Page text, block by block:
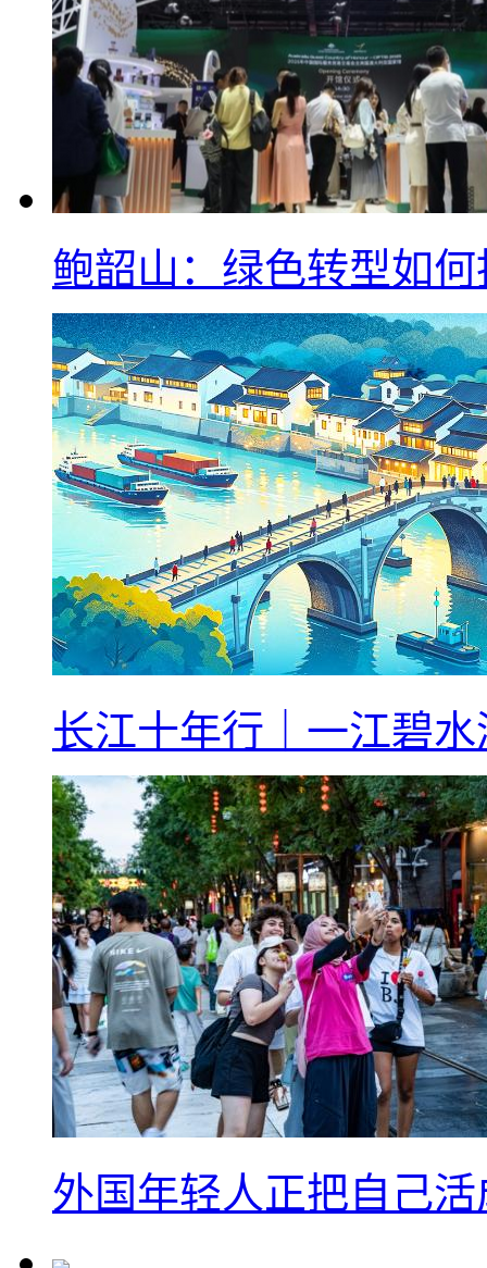
鲍韶山：绿色转型如
长江十年行｜一江碧
外国年轻人正把自己活